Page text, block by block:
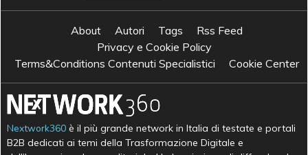
About Autori Tags
Rss Feed
Privacy e Cookie Policy
Terms&Conditions Contenuti Specialistici
Cookie Center
Nextwork360 è il più grande network in Italia di testate e portali
B2B dedicati ai temi della Trasformazione Digitale e